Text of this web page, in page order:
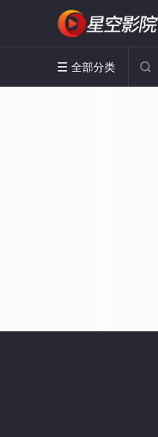
 全部分类 